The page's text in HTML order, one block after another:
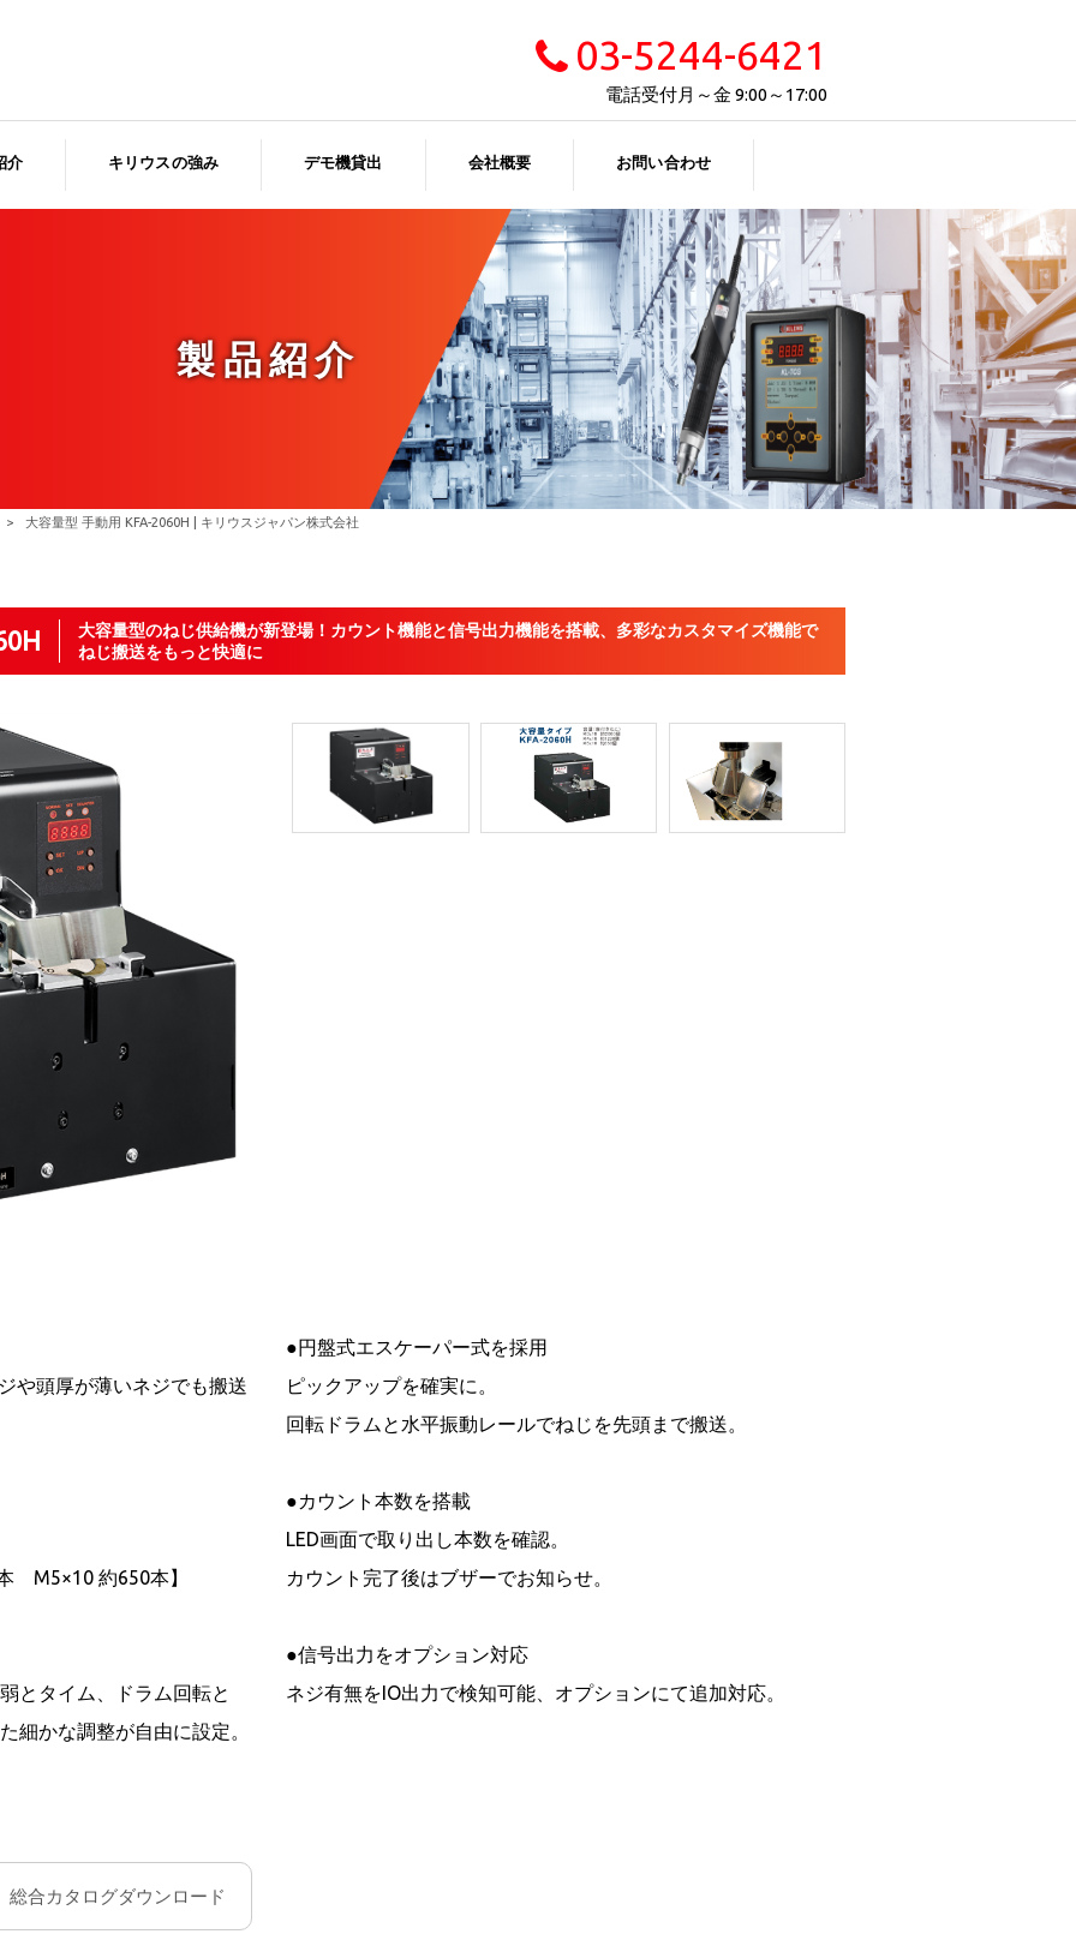
03-5244-6421
電話受付月～金 9:00～17:00
介 キリウスの強み デモ機貸出 会社概要 お問い合わせ
製品紹介
> 大容量型 手動用 KFA-2060H | キリウスジャパン株式会社
大容量型のねじ供給機が新登場！カウント機能と信号出力機能を搭載、多彩なカスタマイズ機能で
ねじ搬送をもっと快適に
や頭厚が薄いネジでも搬送
M5×10 約650本】
とタイム、ドラム回転と
細かな調整が自由に設定。
●円盤式エスケーパー式を採用
ピックアップを確実に。
回転ドラムと水平振動レールでねじを先頭まで搬送。
●カウント本数を搭載
LED画面で取り出し本数を確認。
カウント完了後はブザーでお知らせ。
●信号出力をオプション対応
ネジ有無をIO出力で検知可能、オプションにて追加対応。
総合カタログダウンロード